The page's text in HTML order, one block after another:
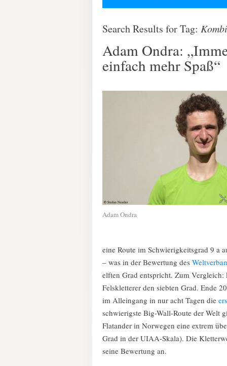
Search Results for Tag:
Adam Ondra:
einfach mehr Spaß“
Adam Ondra
eine Route im Schwierigkeitsgrad 9 a
– was in der Bewertung des
elften Grad entspricht. Zum Vergleich:
Felskletterer den siebten Grad. Ende
im Alleingang in nur acht Tagen die
schwierigste Big-Wall-Route der Welt
Flatander in Norwegen eine extrem
Grad in der UIAA-Skala). Die
seine Bewertung an.